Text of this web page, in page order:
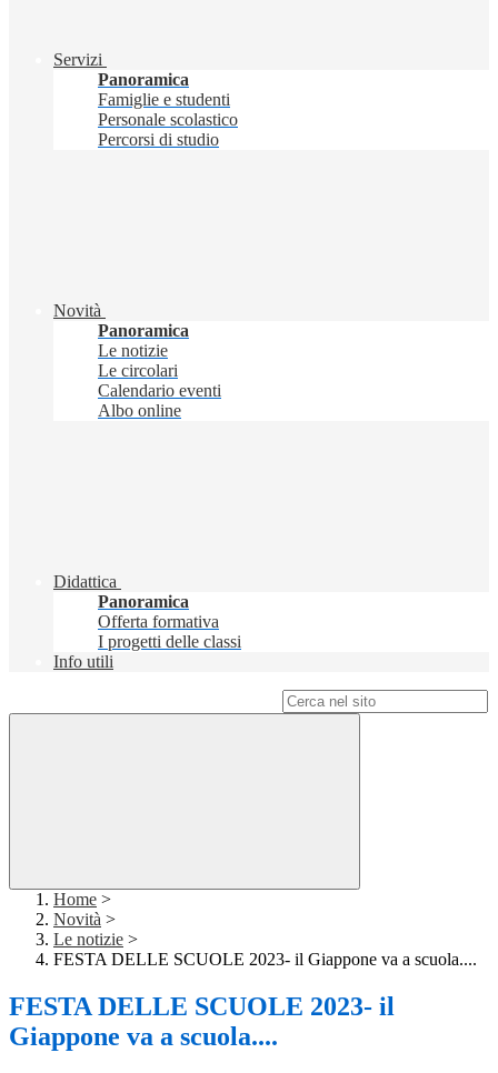
Servizi
Panoramica
Famiglie e studenti
Personale scolastico
Percorsi di studio
Novità
Panoramica
Le notizie
Le circolari
Calendario eventi
Albo online
Didattica
Panoramica
Offerta formativa
I progetti delle classi
Info utili
Home >
Novità >
Le notizie >
FESTA DELLE SCUOLE 2023- il Giappone va a scuola....
FESTA DELLE SCUOLE 2023- il
Giappone va a scuola....